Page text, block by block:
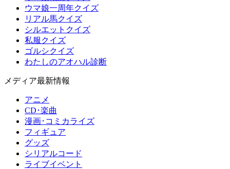
ウマ娘一周年クイズ
リアル馬クイズ
シルエットクイズ
私服クイズ
ゴルシクイズ
わたしのアオハル診断
メディア最新情報
アニメ
CD･楽曲
漫画･コミカライズ
フィギュア
グッズ
シリアルコード
ライブイベント